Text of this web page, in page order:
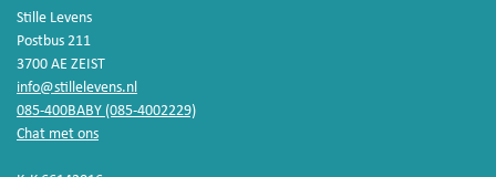
Stille Levens
Postbus 211
3700 AE ZEIST
info@stillelevens.nl
085-400BABY (085-4002229)
Chat met ons